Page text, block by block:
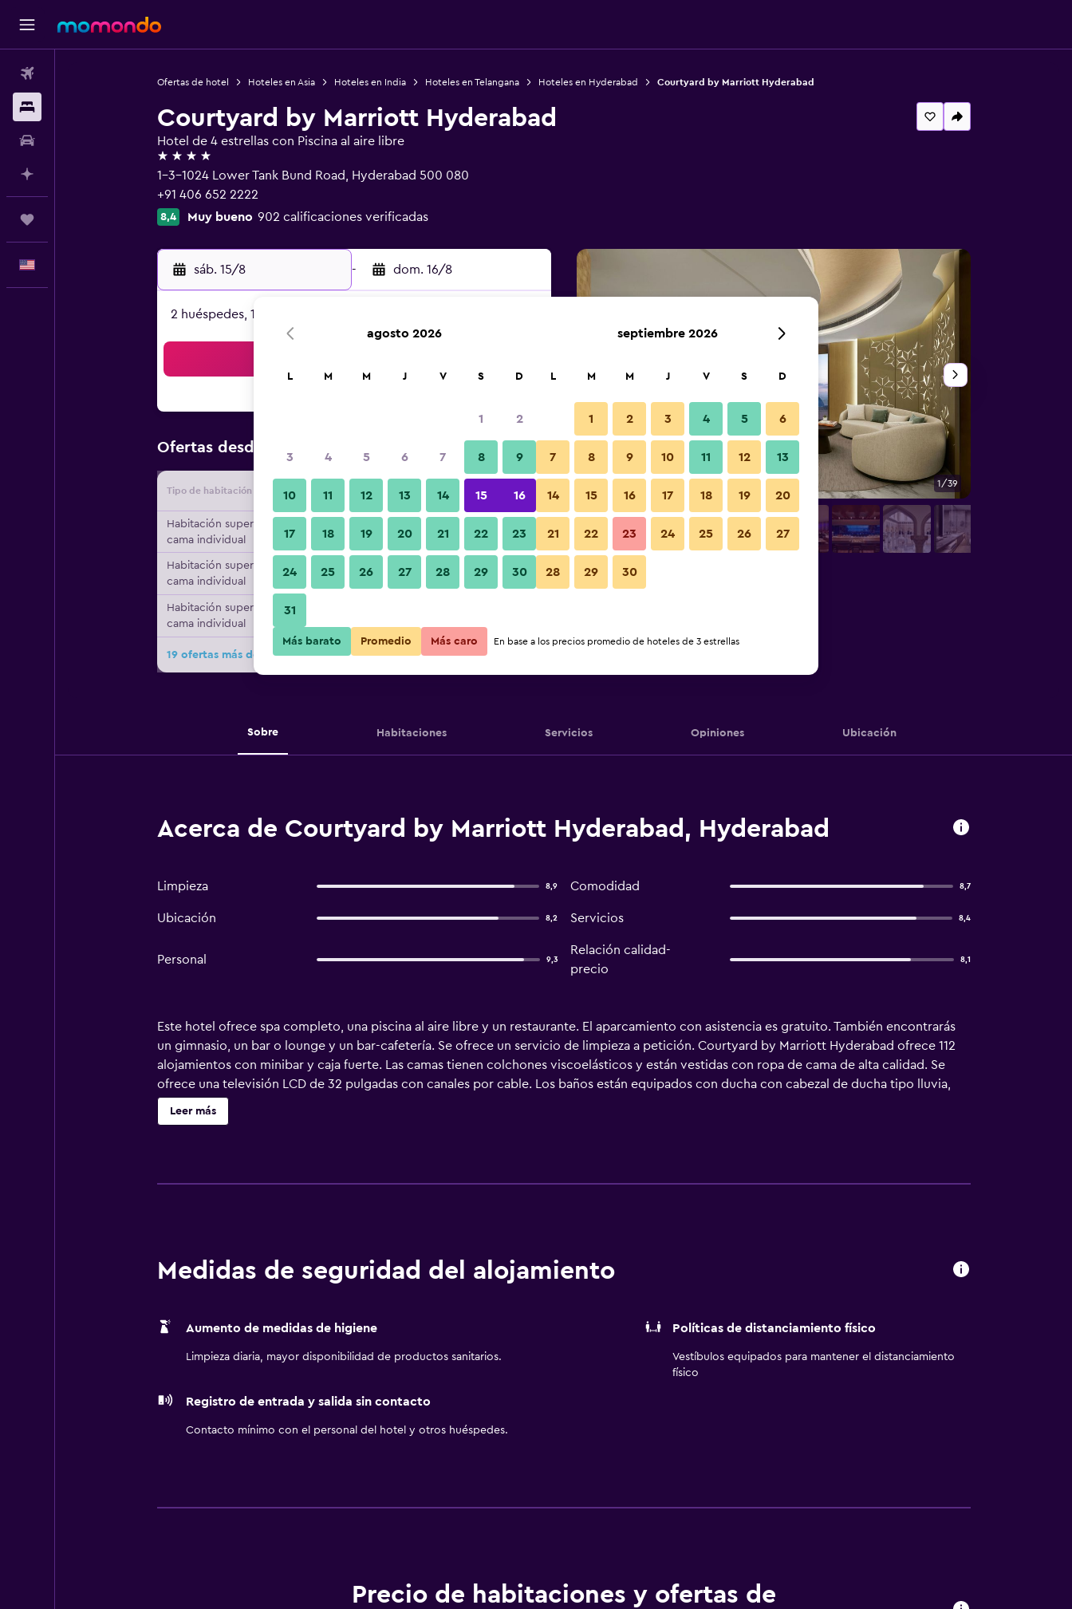
Ofertas de hotel Hoteles en Asia Hoteles en India Hoteles en Telangana Hoteles en Hyderabad Courtyard by Marriott Hyderabad
Courtyard by Marriott Hyderabad
Hotel de 4 estrellas con Piscina al aire libre
4 estrellas
1-3-1024 Lower Tank Bund Road, Hyderabad 500 080
+91 406 652 2222
8,4 Muy bueno 902 calificaciones verificadas
sáb. 15/8 - dom. 16/8
2 huéspedes, 1 habitación
Ofertas desde Oferta más barata de precio por noche
Tipo de habitación Proveedor Total noche
Habitación superior, 1
cama individual
$51 Ver oferta
Habitación superior, 1
cama individual
$51 Ver oferta
Habitación superior, 1
cama individual
19 ofertas más de Courtyard by Marriott Hyderabad
Lounge 1/39
Fotos
Sobre Habitaciones Servicios Opiniones Ubicación
Acerca de Courtyard by Marriott Hyderabad, Hyderabad
Limpieza 8,9 Comodidad 8,7
Ubicación 8,2 Servicios 8,4
Personal 9,3
Relación calidad-
precio
8,1
Este hotel ofrece spa completo, una piscina al aire libre y un restaurante. El aparcamiento con asistencia es gratuito. También encontrarás
un gimnasio, un bar o lounge y un bar-cafetería. Se ofrece un servicio de limpieza a petición. Courtyard by Marriott Hyderabad ofrece 112
alojamientos con minibar y caja fuerte. Las camas tienen colchones viscoelásticos y están vestidas con ropa de cama de alta calidad. Se
ofrece una televisión LCD de 32 pulgadas con canales por cable. Los baños están equipados con ducha con cabezal de ducha tipo lluvia,
artículos de higiene personal gratuitos y secador de pelo. Dispone de acceso por cable y wifi a Internet en las habitaciones (de pago). Entre
las comodidades especialmente pensadas para las personas en viaje de negocios se incluyen escritorio, periódicos gratuitos y teléfono. Las
Leer más
Medidas de seguridad del alojamiento
Aumento de medidas de higiene
Limpieza diaria, mayor disponibilidad de productos sanitarios.
Políticas de distanciamiento físico
Vestíbulos equipados para mantener el distanciamiento
físico
Registro de entrada y salida sin contacto
Contacto mínimo con el personal del hotel y otros huéspedes.
Precio de habitaciones y ofertas de
agosto 2026
L M M J V S D
1 2
3 4 5 6 7 8 9
10 11 12 13 14 15 16
17 18 19 20 21 22 23
24 25 26 27 28 29 30
31
septiembre 2026
L M M J V S D
1 2 3 4 5 6
7 8 9 10 11 12 13
14 15 16 17 18 19 20
21 22 23 24 25 26 27
28 29 30
Más barato Promedio Más caro En base a los precios promedio de hoteles de 3 estrellas